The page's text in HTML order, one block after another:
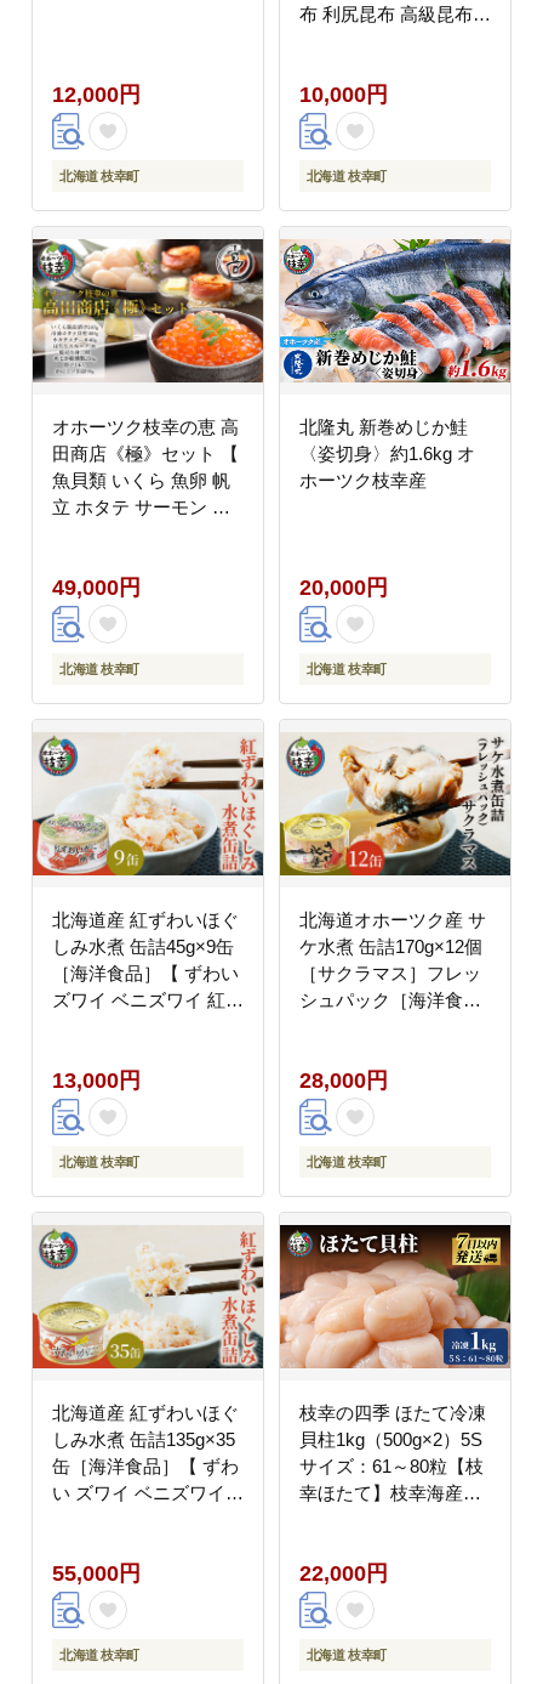
12,000円
北海道 枝幸町
布 利尻昆布 高級昆布
】
10,000円
北海道 枝幸町
オホーツク枝幸の恵 高
田商店《極》セット 【
魚貝類 いくら 魚卵 帆
立 ホタテ サーモン 鮭
49,000円
北海道 枝幸町
北隆丸 新巻めじか鮭
〈姿切身〉約1.6kg オ
ホーツク枝幸産
20,000円
北海道 枝幸町
北海道産 紅ずわいほぐ
しみ水煮 缶詰45g×9缶
［海洋食品］【 ずわい
ズワイ ベニズワイ 紅ズ
かに缶詰 かに缶 カニ缶
北海道 枝幸 オホーツク
】
13,000円
北海道 枝幸町
北海道オホーツク産 サ
ケ水煮 缶詰170g×12個
［サクラマス］フレッ
シュパック［海洋食
詰 惣菜 北海道 枝幸 】
28,000円
北海道 枝幸町
北海道産 紅ずわいほぐ
しみ水煮 缶詰135g×35
缶［海洋食品］【 ずわ
い ズワイ ベニズワイ
惣菜 かに缶詰 かに缶
カニ缶 北海道 枝幸 ホ
ーツク 】
55,000円
北海道 枝幸町
枝幸の四季 ほたて冷凍
貝柱1kg（500g×2）5S
サイズ：61～80粒【枝
幸ほたて】枝幸海産【
り物 ギフト 魚貝類 北
海道 オホーツク 枝幸
】
22,000円
北海道 枝幸町